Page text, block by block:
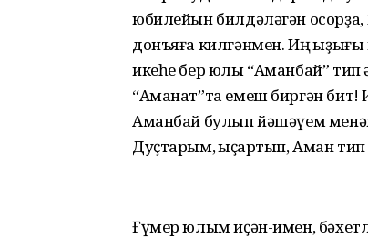
юбилейын билдәләгән
донъяға килгәнмен. Иң
икеһе бер юлы “Аманбай” тип
“Аманат”та емеш биргән
Аманбай булып йәшәүем
Дуҫтарым, ҡыҫҡартып, Аман
Ғүмер юлым иҫән-имен,